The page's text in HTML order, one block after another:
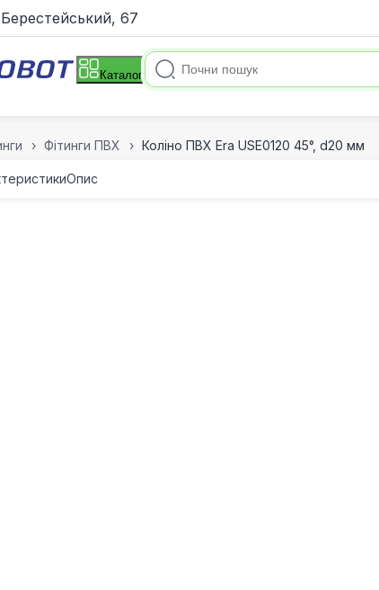
67
Каталог
Фітинги ПВХ Коліно ПВХ Era USE0120 45°, d20 мм
Опис